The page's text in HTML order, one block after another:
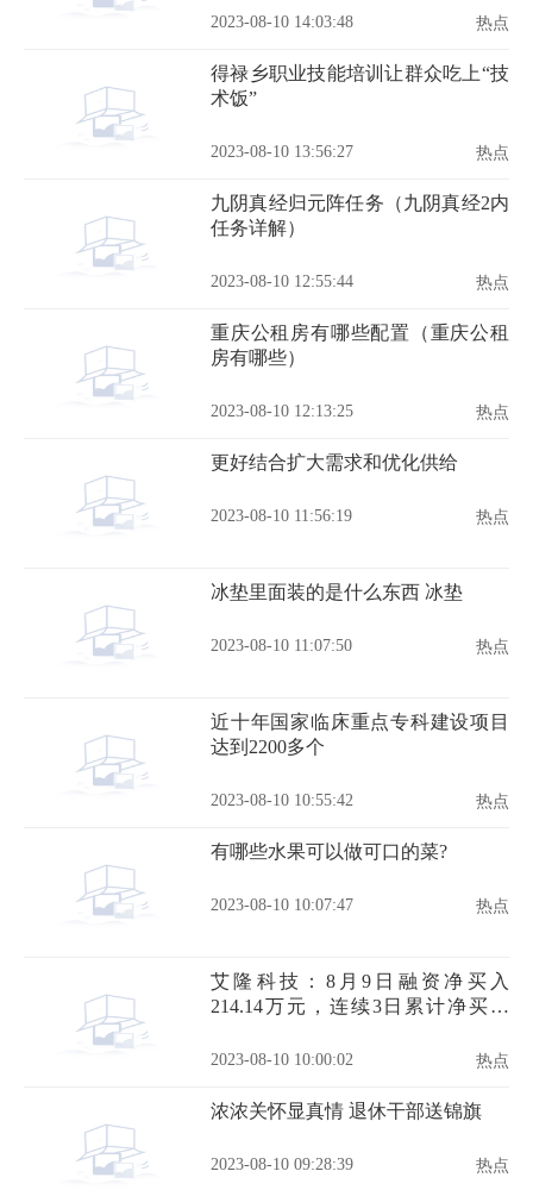
2023-08-10 14:03:48 热点
得禄乡职业技能培训让群众吃上“技
术饭”
2023-08-10 13:56:27 热点
九阴真经归元阵任务（九阴真经2内
任务详解）
2023-08-10 12:55:44 热点
重庆公租房有哪些配置（重庆公租
房有哪些）
2023-08-10 12:13:25 热点
更好结合扩大需求和优化供给
2023-08-10 11:56:19 热点
冰垫里面装的是什么东西 冰垫
2023-08-10 11:07:50 热点
近十年国家临床重点专科建设项目
达到2200多个
2023-08-10 10:55:42 热点
有哪些水果可以做可口的菜?
2023-08-10 10:07:47 热点
艾隆科技：8月9日融资净买入
214.14万元，连续3日累计净买入
2023-08-10 10:00:02 热点
浓浓关怀显真情 退休干部送锦旗
2023-08-10 09:28:39 热点